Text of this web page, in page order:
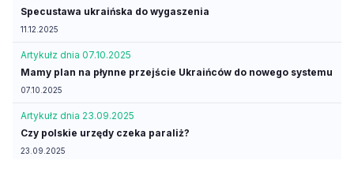
Specustawa ukraińska do wygaszenia
11.12.2025
Artykułz dnia 07.10.2025
Mamy plan na płynne przejście Ukraińców do nowego systemu
07.10.2025
Artykułz dnia 23.09.2025
Czy polskie urzędy czeka paraliż?
23.09.2025